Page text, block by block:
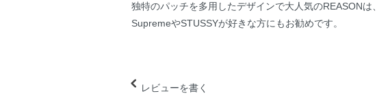
独特のパッチを多用したデザインで大人気のREASONは、
SupremeやSTUSSYが好きな方にもお勧めです。
レビューを書く